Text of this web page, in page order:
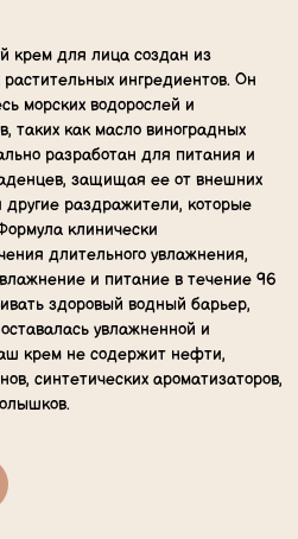
крем для лица создан из
ингредиентов. Он
морских водорослей и
таких как масло виноградных
разработан для питания и
защищая ее от внешних
раздражители, которые
клинически
длительного увлажнения,
и питание в течение 96
здоровый водный барьер,
увлажненной и
крем не содержит нефти,
синтетических ароматизаторов,